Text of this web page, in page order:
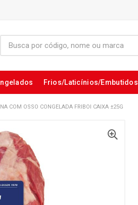
Frios/Laticínios/Embutidos
COM OSSO CONGELADA FRIBOI CAIXA ±25G